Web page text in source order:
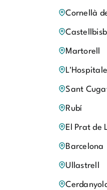
Cornellà
Martorell
Sant
Rubí
El Prat de
Barcelona
Ullastrell